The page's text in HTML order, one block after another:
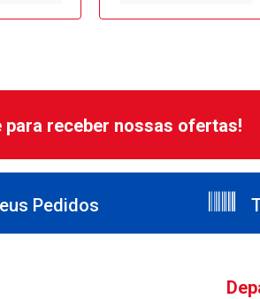
para receber nossas ofertas!
Pedidos